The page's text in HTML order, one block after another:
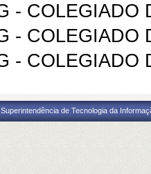
- COLEGIADO
- COLEGIADO
- COLEGIADO
de Tecnologia da